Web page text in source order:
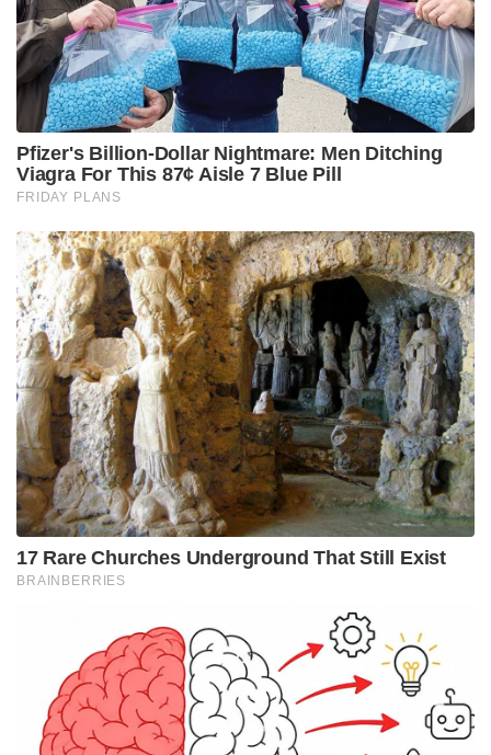
റബാഡയുടെ രണ്ടാം ഓവറിൽ 19 റൺസ് ആണ്
കോഹ്ലി വാരികൂട്ടിയത്.
ഫൈനൽ പോലെ നിർണായക മത്സരത്തിൽ
ആണെന്ന് കൂട്ടുക ഇതുപോലെ ഒരു ഡോമിനൻസ്.
Tags: RCB ipl 2026 RCB VS GT